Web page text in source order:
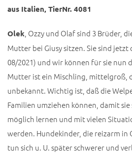
aus Italien, TierNr. 4081
Olek , Ozzy und Olaf sind 3 Brüder,
Mutter bei Giusy sitzen. Sie sind jetzt
08/2021) und wir können für sie nun
Mutter ist ein Mischling, mittelgroß,
unbekannt. Wichtig ist, daß die
Familien umziehen können, damit
möglich lernen und mit vielen
werden. Hundekinder, die reizarm in
tun sich u. U. später schwerer und